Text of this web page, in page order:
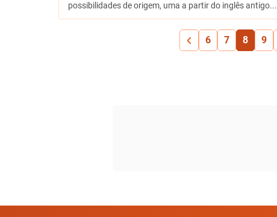
possibilidades de origem, uma a partir do inglês antigo...
6 7 8 9